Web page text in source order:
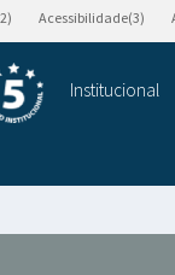
Acessibilidade(3)
Institucional